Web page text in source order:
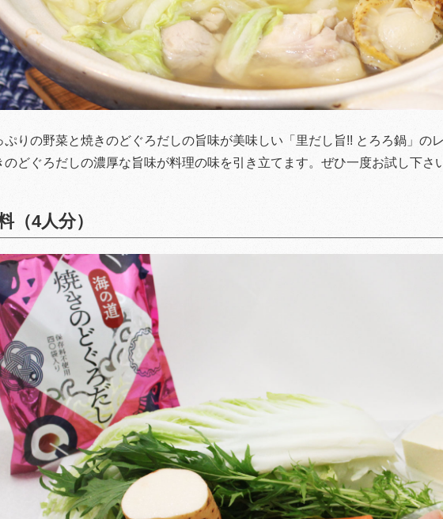
ぷりの野菜と焼きのどぐろだしの旨味が美味しい「里だし旨!! とろろ鍋」のレ
のどぐろだしの濃厚な旨味が料理の味を引き立てます。ぜひ一度お試し下さ
（4人分）